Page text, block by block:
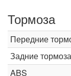
Тормоза
Передние
Задние тормоза
ABS